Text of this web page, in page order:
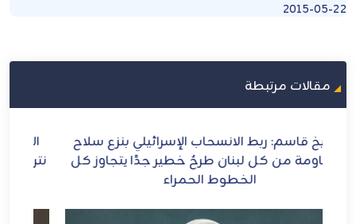
2015-05-22
مقالات مرتبطة
الأمين العام لحزب الله يعاهد الإمام الشهيد: لن
نترك ميدان الشرف والمقـاومة ومواجهة الطاغوت
الأمريكي والإجرام الصهيوني